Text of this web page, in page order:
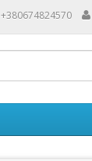
+380674824570